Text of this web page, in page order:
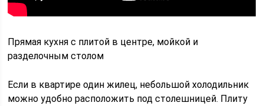
Прямая кухня с плитой в центре, мойкой и
разделочным столом
Если в квартире один жилец, небольшой холодильник
можно удобно расположить под столешницей. Плиту